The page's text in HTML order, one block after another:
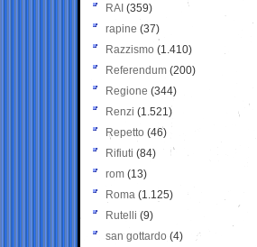
RAI (359)
rapine (37)
Razzismo (1.410)
Referendum (200)
Regione (344)
Renzi (1.521)
Repetto (46)
Rifiuti (84)
rom (13)
Roma (1.125)
Rutelli (9)
san gottardo (4)